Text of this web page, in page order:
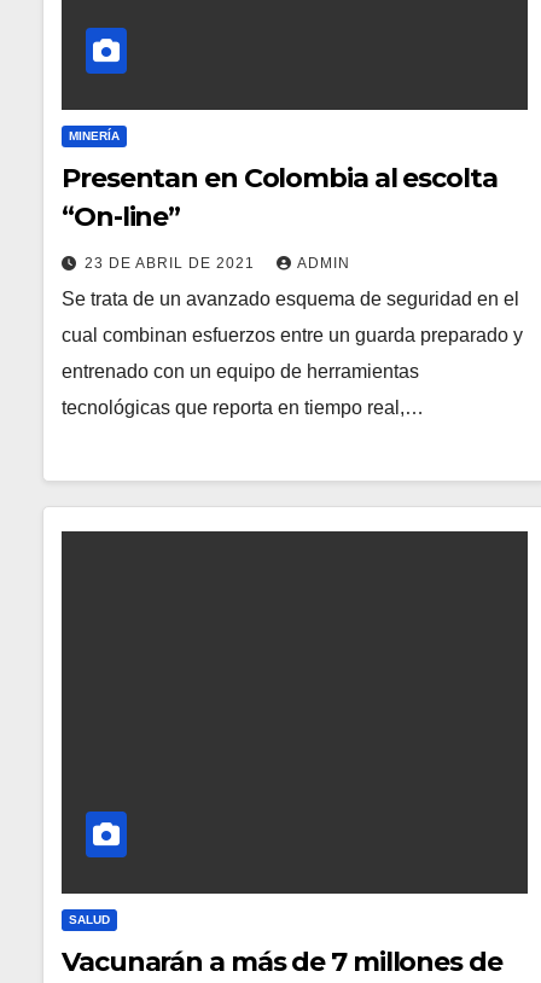
MINERÍA
Presentan en Colombia al escolta
“On-line”
23 DE ABRIL DE 2021 ADMIN
Se trata de un avanzado esquema de seguridad en el
cual combinan esfuerzos entre un guarda preparado y
entrenado con un equipo de herramientas
tecnológicas que reporta en tiempo real,…
SALUD
Vacunarán a más de 7 millones de